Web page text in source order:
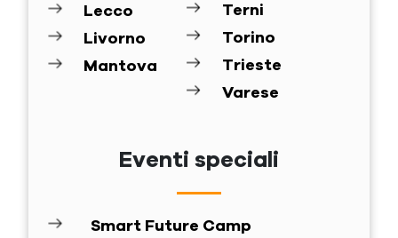
Lecco
Livorno
Mantova
Terni
Torino
Trieste
Varese
Eventi speciali
Smart Future Camp